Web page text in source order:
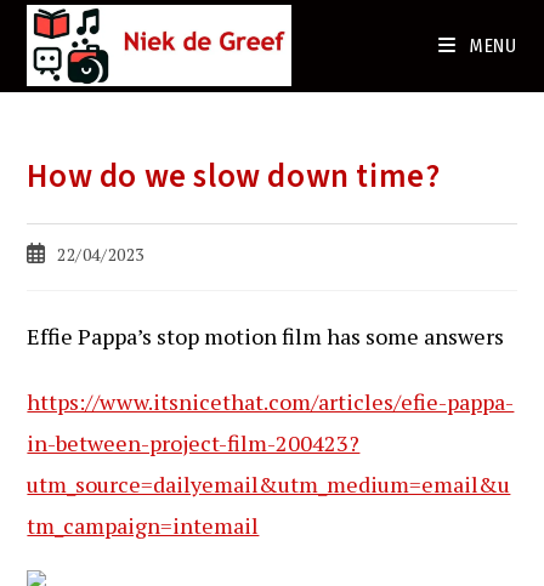
MENU
How do we slow down time?
Bericht22/04/2023
Effie Pappa’s stop motion film has some answers
https://www.itsnicethat.com/articles/efie-pappa-
in-between-project-film-200423?
utm_source=dailyemail&utm_medium=email&u
tm_campaign=intemail